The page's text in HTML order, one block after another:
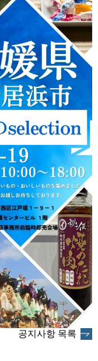
공지사항 목록